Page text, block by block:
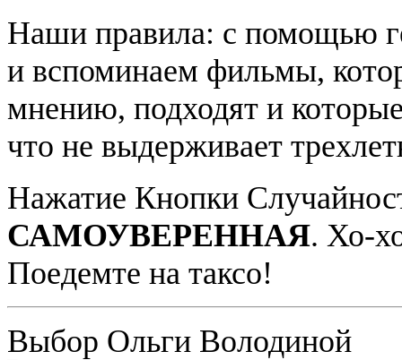
Наши правила: с помощью
и вспоминаем фильмы,
мнению, подходят и
что не выдерживает
Нажатие Кнопки
САМОУВЕРЕННАЯ. Хо-
Поедемте на таксо!
Выбор Ольги Володиной